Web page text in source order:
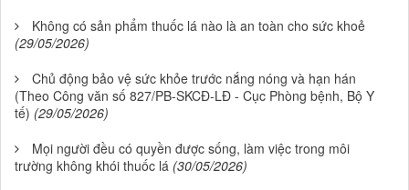
Không có sản phẩm thuốc lá nào là an toàn cho sức khoẻ
(29/05/2026)
Chủ động bảo vệ sức khỏe trước nắng nóng và hạn hán
(Theo Công văn số 827/PB-SKCĐ-LĐ - Cục Phòng bệnh, Bộ Y
tế) (29/05/2026)
Mọi người đều có quyền được sống, làm việc trong môi
trường không khói thuốc lá (30/05/2026)